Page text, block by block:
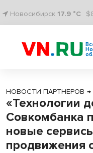
Новосибирск 17.9 °C
НОВОСТИ ПАРТНЕРОВ →
«Технологии
Совкомбанка
новые
продвижения